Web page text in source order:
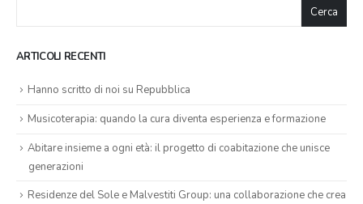
Cerca
ARTICOLI RECENTI
Hanno scritto di noi su Repubblica
Musicoterapia: quando la cura diventa esperienza e formazione
Abitare insieme a ogni età: il progetto di coabitazione che unisce
generazioni
Residenze del Sole e Malvestiti Group: una collaborazione che crea